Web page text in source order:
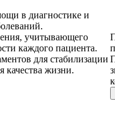
в диагностике и
учитывающего
каждого пациента.
для стабилизации
качества жизни.